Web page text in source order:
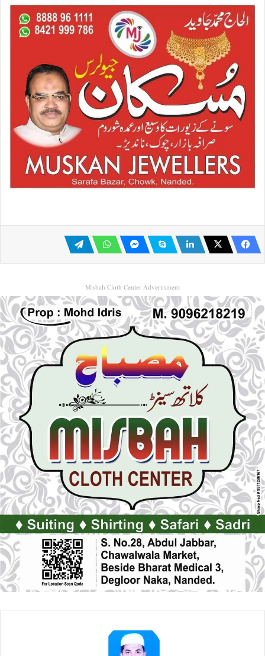
Misbah Cloth Center Advertisment